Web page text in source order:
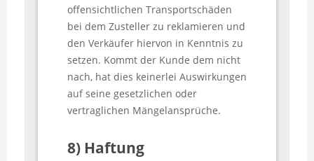
offensichtlichen Transportschäden
bei dem Zusteller zu reklamieren und
den Verkäufer hiervon in Kenntnis zu
setzen. Kommt der Kunde dem nicht
nach, hat dies keinerlei Auswirkungen
auf seine gesetzlichen oder
vertraglichen Mängelansprüche.
8) Haftung